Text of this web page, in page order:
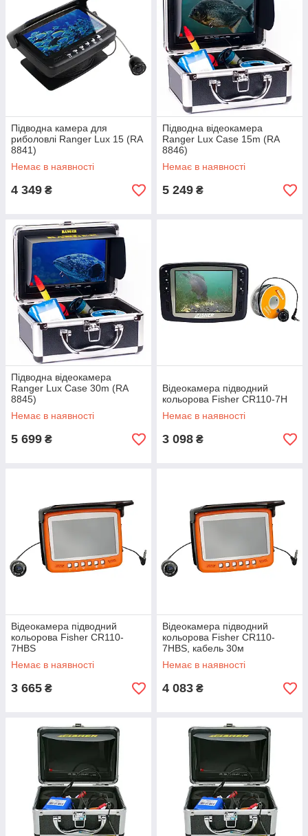
Підводна камера для
риболовлі Ranger Lux 15 (RA
8841)
Немає в наявності
4 349 ₴
Підводна відеокамера
Ranger Lux Case 15m (RA
8846)
Немає в наявності
5 249 ₴
Підводна відеокамера
Ranger Lux Case 30m (RA
8845)
Немає в наявності
5 699 ₴
Відеокамера підводний
кольорова Fisher CR110-7H
Немає в наявності
3 098 ₴
Відеокамера підводний
кольорова Fisher CR110-
7HBS
Немає в наявності
3 665 ₴
Відеокамера підводний
кольорова Fisher CR110-
7HBS, кабель 30м
Немає в наявності
4 083 ₴